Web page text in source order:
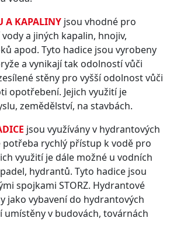
A KAPALINY jsou vhodné pro
a jiných kapalin, hnojiv,
apod. Tyto hadice jsou vyrobeny
a vynikají tak odolností vůči
stěny pro vyšší odolnost vůči
opotřebení. Jejich využití je
zemědělství, na stavbách.
jsou využívány v hydrantových
potřeba rychlý přístup k vodě pro
využití je dále možné u vodních
hydrantů. Tyto hadice jsou
spojkami STORZ. Hydrantové
jako vybavení do hydrantových
umístěny v budovách, továrnách